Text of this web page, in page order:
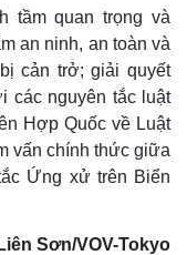
- Quốc phòng
tầm quan trọng và
an ninh, an toàn và
cản trở; giải quyết
các nguyên tắc luật
Hợp Quốc về Luật
vấn chính thức giữa
Ứng xử trên Biển
Sơn/VOV-Tokyo